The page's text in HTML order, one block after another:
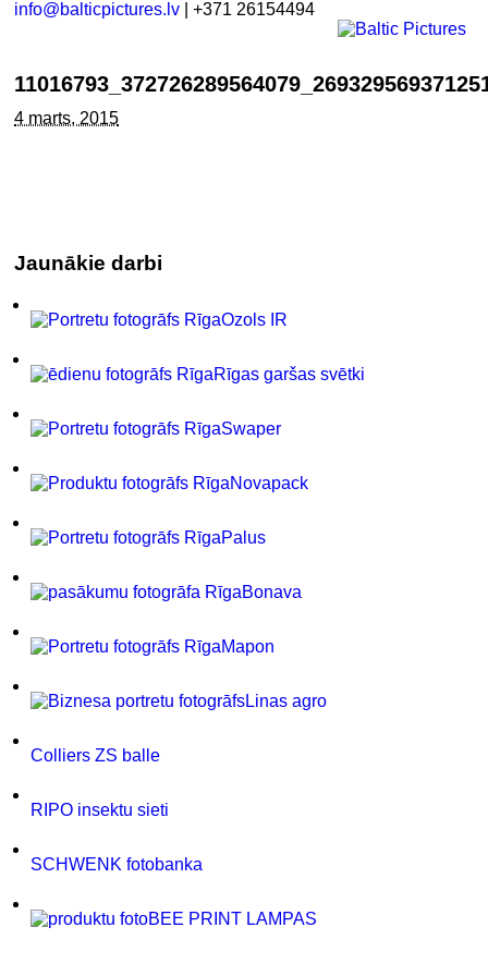
info@balticpictures.lv | +371 26154494
4 marts, 2015
Jaunākie darbi
Ozols IR
Rīgas garšas svētki
Swaper
Novapack
Palus
Bonava
Mapon
Linas agro
Colliers ZS balle
RIPO insektu sieti
SCHWENK fotobanka
BEE PRINT LAMPAS